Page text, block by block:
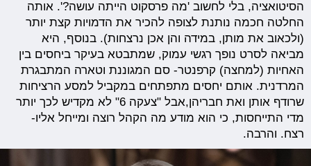
הסיטואציה, בלי לחשוב 'מה פרסקוט הייתה עושה?'. אותה
החלטה חכמה נותנת לצופה להכיר את הדמויות קצת יותר
(ולכאוב את מותן, במידה והן אכן נרצחות). בנוסף, היא
מביאה לסרט נופך רגשי עמוק, שמתבטא בעיקר ביחסים בין
האחיות (למחצה) קרפנטר- סם המגוננת וטארה המתבגרת
המרדנית. אותם יחסים מתפתחים במקביל למסע הרציחות
שרודף אותן ואת חבריהן,אבל "צעקה 6" לא מקדיש לכך יותר
מדי התייחסות, כי הוא מודע מה הקהל רוצה ומייחל אליו-
רצח. והרבה.